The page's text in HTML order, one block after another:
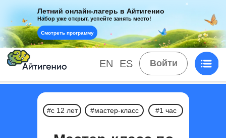
Смотреть программу
Летний онлайн-лагерь в Айтигенио
Набор уже открыт, успейте занять место!
Войти
EN ES
#1 час
#с 12 лет #мастер-класс